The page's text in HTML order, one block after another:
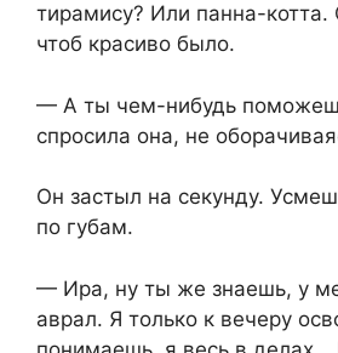
тирамису? Или панна-
чтоб красиво было.
— А ты чем-нибудь
спросила она, не
Он застыл на секунду.
по губам.
— Ира, ну ты же знаешь, у
аврал. Я только к вечеру